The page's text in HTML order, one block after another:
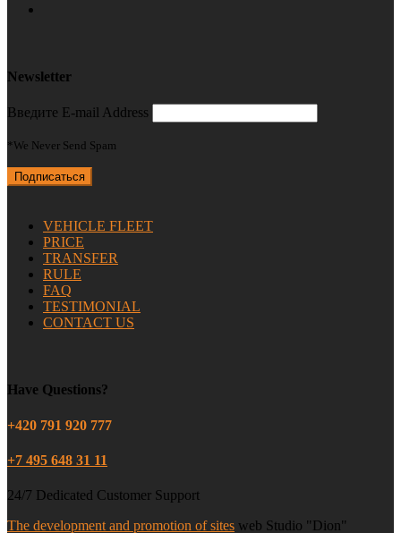
Newsletter
Введите E-mail Address
*We Never Send Spam
VEHICLE FLEET
PRICE
TRANSFER
RULE
FAQ
TESTIMONIAL
CONTACT US
Have Questions?
+420 791 920 777
+7 495 648 31 11
24/7 Dedicated Customer Support
The development and promotion of sites web Studio "Dion"